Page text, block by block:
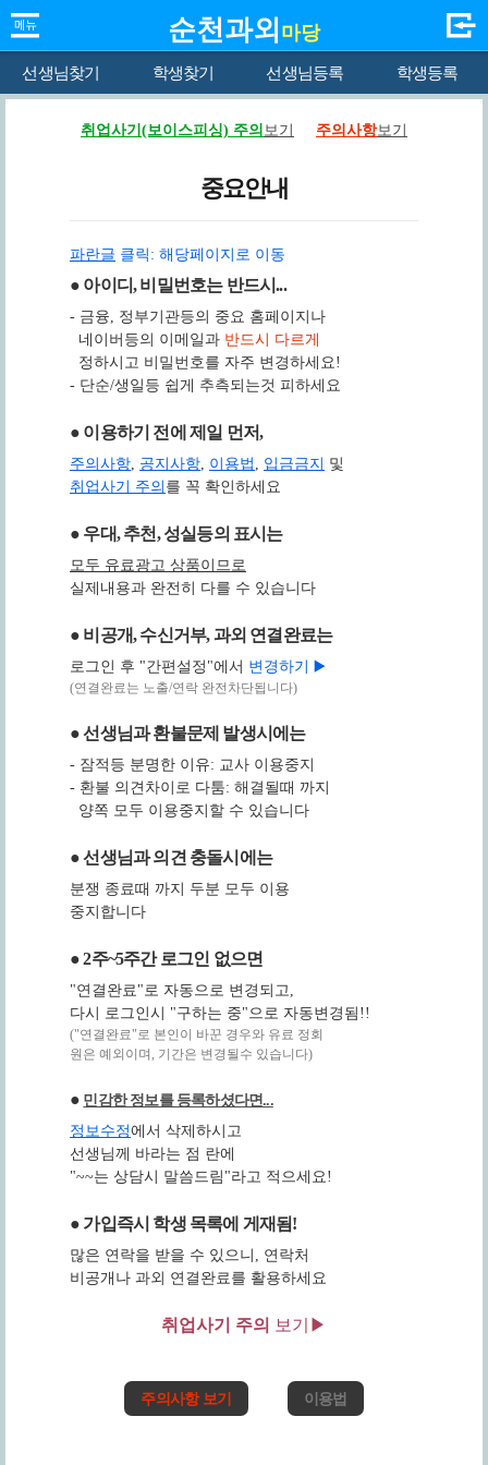
순천과외 마당
선생님찾기 학생찾기 선생님등록 학생등록
취업사기(보이스피싱) 주의 보기 주의사항보기
중요안내
파란글 클릭: 해당페이지로 이동
● 아이디, 비밀번호는 반드시...
- 금융, 정부기관등의 중요 홈페이지나
네이버등의 이메일과 반드시 다르게
정하시고 비밀번호를 자주 변경하세요!
- 단순/생일등 쉽게 추측되는것 피하세요
● 이용하기 전에 제일 먼저,
주의사항, 공지사항, 이용법 , 입금금지
및
취업사기 주의 를 꼭 확인하세요
● 우대, 추천, 성실등의 표시는
모두 유료광고 상품이므로
실제내용과 완전히 다를 수 있습니다
● 비공개, 수신거부, 과외 연결완료는
로그인 후 "간편설정"에서 변경하기 ▶️
(연결완료는 노출/연락 완전차단됩니다)
● 선생님과 환불문제 발생시에는
- 잠적등 분명한 이유: 교사 이용중지
- 환불 의견차이로 다툼: 해결될때 까지
양쪽 모두 이용중지할 수 있습니다
● 선생님과 의견 충돌시에는
분쟁 종료때 까지 두분 모두 이용
중지합니다
● 2주~5주간 로그인 없으면
"연결완료"로 자동으로 변경되고,
다시 로그인시 "구하는 중"으로 자동변경됨!!
("연결완료"로 본인이 바꾼 경우와 유료 정회
원은 예외이며, 기간은 변경될수 있습니다)
● 민감한 정보를 등록하셨다면...
정보수정에서 삭제하시고
선생님께 바라는 점 란에
"~~는 상담시 말씀드림"라고 적으세요!
● 가입즉시 학생 목록에 게재됨!
많은 연락을 받을 수 있으니, 연락처
비공개나 과외 연결완료를 활용하세요
취업사기 주의 보기▶
주의사항 보기 이용법